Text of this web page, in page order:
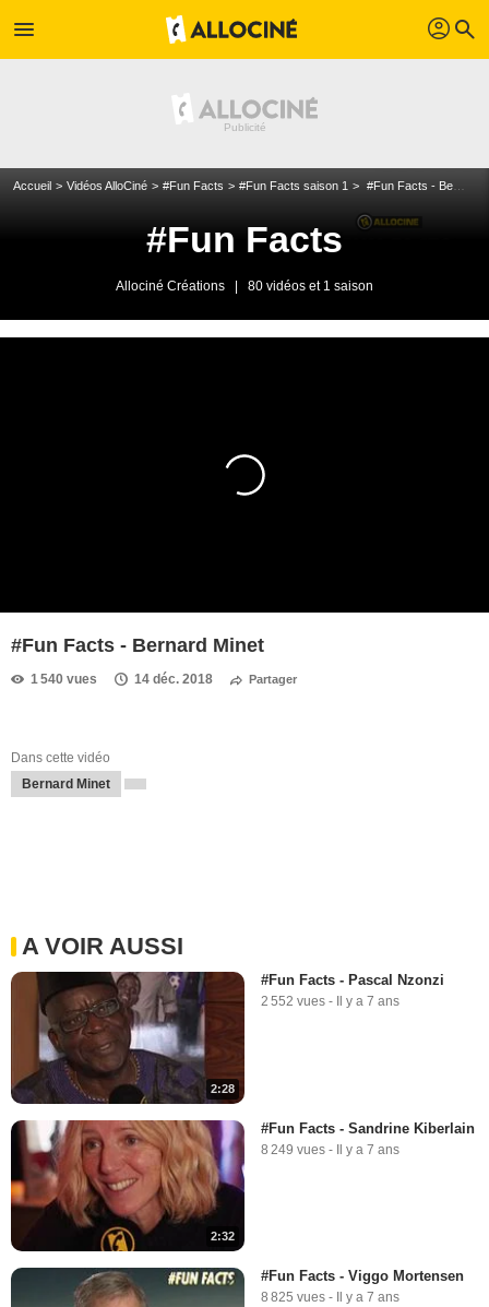
menu profil search
Accueil Vidéos AlloCiné #Fun Facts #Fun Facts saison 1 #Fun Facts - Bernard Minet
#Fun Facts
Allociné Créations 80 vidéos et 1 saison
#Fun Facts - Bernard Minet
1 540 vues 14 déc. 2018 Partager
Dans cette vidéo
Bernard Minet
A VOIR AUSSI
2:28
#Fun Facts - Pascal Nzonzi
2 552 vues - Il y a 7 ans
2:32
#Fun Facts - Sandrine Kiberlain
8 249 vues - Il y a 7 ans
#Fun Facts - Viggo Mortensen
8 825 vues - Il y a 7 ans